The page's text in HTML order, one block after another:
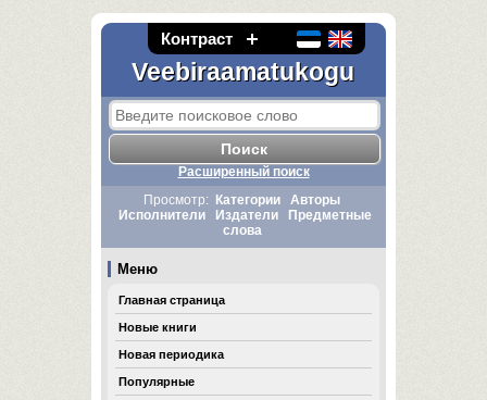
Контраст
Veebiraamatukogu
Расширенный поиск
Просмотр:
Категории
Авторы
Исполнители
Издатели
Предметные
слова
Меню
Главная страница
Новые книги
Новая периодика
Популярные